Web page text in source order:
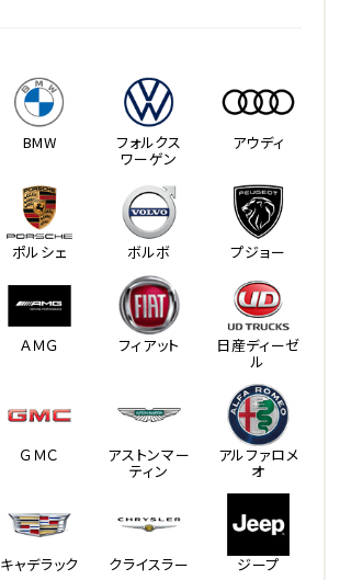
BMW フォルクス
ワーゲン
アウディ
ポルシェ ボルボ プジョー
ＡＭＧ フィアット 日産ディーゼ
ル
ＧＭＣ アストンマー
ティン
アルファロメ
オ
キャデラック クライスラー ジープ